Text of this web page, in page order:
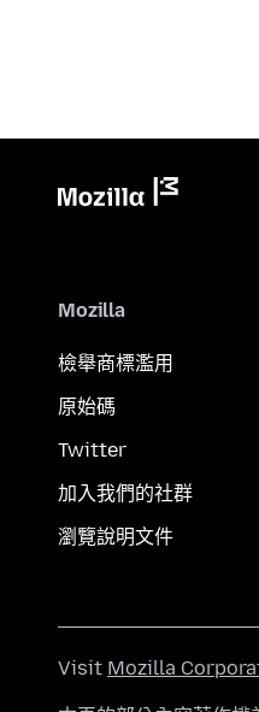
Mozilla
檢舉商標濫用
原始碼
Twitter
加入我們的社群
瀏覽說明文件
Visit Mozilla